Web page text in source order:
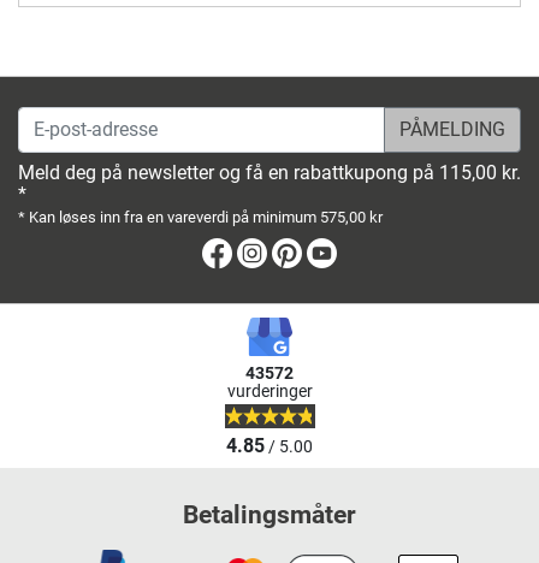
E-post-adresse
Meld deg på newsletter og få en rabattkupong på 115,00 kr.
*
* Kan løses inn fra en vareverdi på minimum 575,00 kr
Facebook
Instagram
Pinterest
43572
vurderinger
4.85/ 5.00
Betalingsmåter